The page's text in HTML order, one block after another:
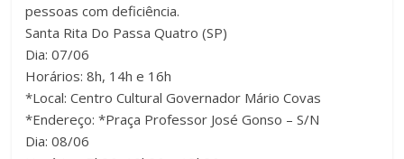
pessoas com deficiência.
Santa Rita Do Passa Quatro (SP)
Dia: 07/06
Horários: 8h, 14h e 16h
*Local: Centro Cultural Governador Mário Covas
*Endereço: *Praça Professor José Gonso – S/N
Dia: 08/06